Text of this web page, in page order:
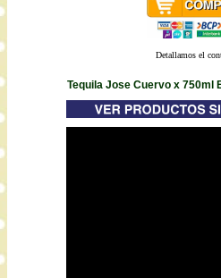
Detallamos el
Tequila Jose Cuervo x 750ml